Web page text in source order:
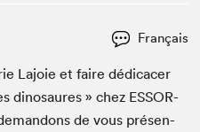
Français
Lajoie et faire dédi­cac­er
dinosaures » chez ESSOR-
de vous présen­